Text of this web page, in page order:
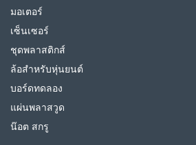
มอเตอร์
เซ็นเซอร์
ชุดพลาสติกส์
ล้อสำหรับหุ่นยนต์
บอร์ดทดลอง
แผ่นพลาสวูด
น๊อต สกรู